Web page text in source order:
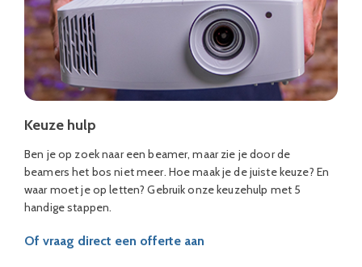
Keuze hulp
Ben je op zoek naar een beamer, maar zie je door de
beamers het bos niet meer. Hoe maak je de juiste keuze? En
waar moet je op letten? Gebruik onze keuzehulp met 5
handige stappen.
Of vraag direct een offerte aan